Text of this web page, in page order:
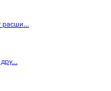
расши...